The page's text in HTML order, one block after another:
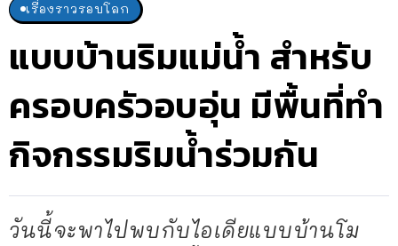
เรื่องราวรอบโลก
แบบบ้านริมแม่น้ำ สำหรับ
ครอบครัวอบอุ่น มีพื้นที่ทำ
กิจกรรมริมน้ำร่วมกัน
วันนี้จะพาไปพบกับไอเดียแบบบ้านโม